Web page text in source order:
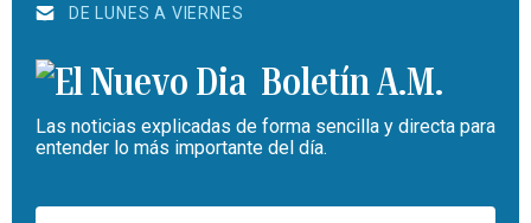
DE LUNES A VIERNES
Boletín A.M.
Las noticias explicadas de forma sencilla y directa para
entender lo más importante del día.